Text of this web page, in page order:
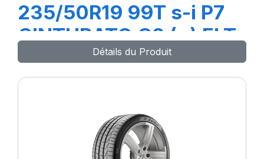
235/50R19 99T s-i P7
CINTURATO C2 (+) ELT
Détails du Produit